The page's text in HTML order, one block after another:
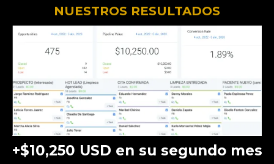
NUESTROS RESULTADOS
+$10,250 USD en su segundo mes